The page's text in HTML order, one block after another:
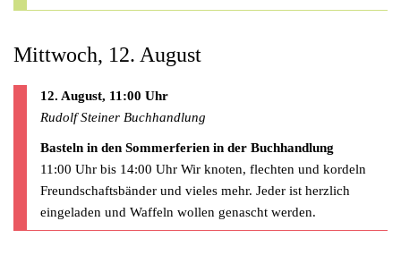
Mittwoch, 12. August
12. August, 11:00 Uhr
Rudolf Steiner Buchhandlung
Basteln in den Sommerferien in der Buchhandlung
11:00 Uhr bis 14:00 Uhr Wir knoten, flechten und kordeln
Freundschaftsbänder und vieles mehr. Jeder ist herzlich
eingeladen und Waffeln wollen genascht werden.